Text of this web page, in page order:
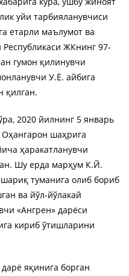
уйи тарбияланувчиси
етарли маълумот ва
Республикаси ЖКнинг 97-
гумон қилинувчи
У.Ё. айбига
қилган.
2020 йилнинг 5 январь
Оҳангарон шаҳрига
ҳаракатланувчи
Шу ерда марҳум К.Й.
туманига олиб бориб
ва йўл-йўлакай
«Ангрен» дарёси
кириб ўтишларини
яқинига борган